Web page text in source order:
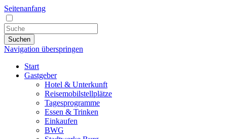
Seitenanfang
Suchen
Navigation überspringen
Start
Gastgeber
Hotel & Unterkunft
Reisemobilstellplätze
Tagesprogramme
Essen & Trinken
Einkaufen
BWG